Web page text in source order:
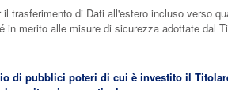
trasferimento di Dati all'estero incluso verso
merito alle misure di sicurezza adottate dal
di pubblici poteri di cui è investito il